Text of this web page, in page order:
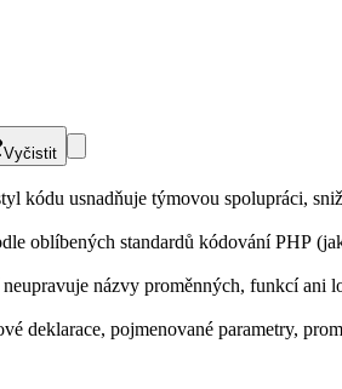
Vyčistit
kódu usnadňuje týmovou spolupráci,
oblíbených standardů kódování PHP
názvy proměnných, funkcí ani
pojmenované parametry,